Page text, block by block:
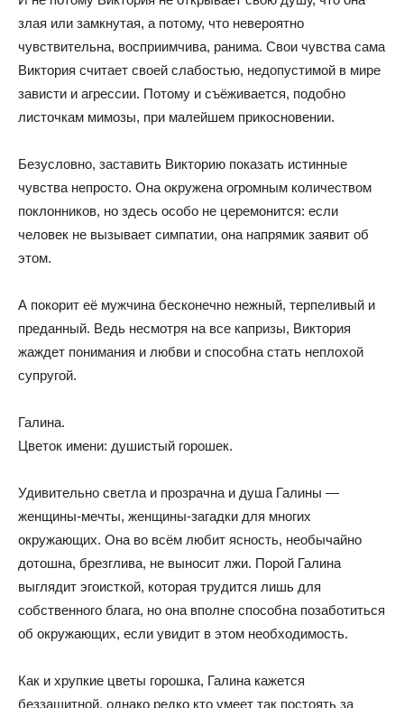
злая или замкнутая, а потому, что невероятно
чувствительна, восприимчива, ранима. Свои чувства сама
Виктория считает своей слабостью, недопустимой в мире
зависти и агрессии. Потому и съёживается, подобно
листочкам мимозы, при малейшем прикосновении.
Безусловно, заставить Викторию показать истинные
чувства непросто. Она окружена огромным количеством
поклонников, но здесь особо не церемонится: если
человек не вызывает симпатии, она напрямик заявит об
этом.
А покорит её мужчина бесконечно нежный, терпеливый и
преданный. Ведь несмотря на все капризы, Виктория
жаждет понимания и любви и способна стать неплохой
супругой.
Галина.
Цветок имени: душистый горошек.
Удивительно светла и прозрачна и душа Галины —
женщины-мечты, женщины-загадки для многих
окружающих. Она во всём любит ясность, необычайно
дотошна, брезглива, не выносит лжи. Порой Галина
выглядит эгоисткой, которая трудится лишь для
собственного блага, но она вполне способна позаботиться
об окружающих, если увидит в этом необходимость.
Как и хрупкие цветы горошка, Галина кажется
беззащитной, однако редко кто умеет так постоять за